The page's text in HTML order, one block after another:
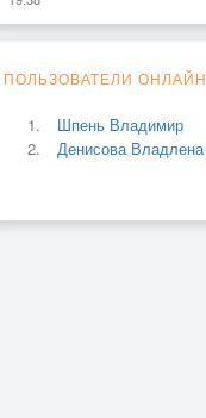
ПОЛЬЗОВАТЕЛИ ОНЛАЙН
Шпень Владимир
Денисова Владлена